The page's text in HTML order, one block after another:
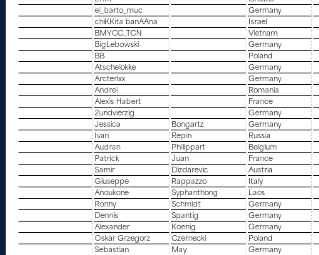
el_barto_muc
Germany
chiKKita banAAna
Israel
BMYCC_TCN
Vietnam
BigLebowski
Germany
BB
Poland
Atschelokke
Germany
Arcterixx
Germany
Andrei
Romania
Alexis Habert
France
2undvierzig
Germany
Jessica
Bongartz
Germany
Ivan
Repin
Russia
Audran
Philippart
Belgium
Patrick
Juan
France
Samir
Dizdarevic
Austria
Giuseppe
Rappazzo
Italy
Anoukone
Syphanthong
Laos
Ronny
Schmidt
Germany
Dennis
Spantig
Germany
Alexander
Koenig
Germany
Oskar Grzegorz
Czernecki
Poland
Sebastian
May
Germany